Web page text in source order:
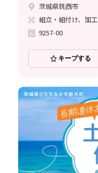
茨城県筑西市
組立・組付け、加工
9257-00
キープする